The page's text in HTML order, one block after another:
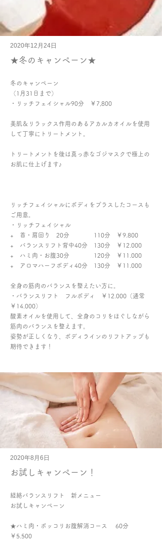
2020年12月24日
★冬のキャンペーン★
冬のキャンペーン
（1月31日まで）
・リッチフェイシャル90分 ￥7,800
美肌＆リラックス作用のあるアカルカオイルを使用
して丁寧にトリートメント。
トリートメントを後は真っ赤なゴジマスクで極上の
お肌に仕上げます♪
リッチフェイシャルにボディをプラスしたコースも
ご用意。
・リッチフェイシャル
+ 首・肩回り 20分 110分 ￥9.800
+ バランスリフト背中40分 130分 ￥12.000
+ ハミ肉・お腹30分 120分 ￥11.000
+ アロマハーフボディ40分 130分 ￥11.000
全身の筋肉のバランスを整えたい方に。
・バランスリフト フルボディ ￥12.000（通常
￥14.000）
酸素オイルを使用して、全身のコリをほぐしながら
筋肉のバランスを整えます。
姿勢が正しくなり、ボディラインのリフトアップも
期待できます！
2020年8月6日
お試しキャンペーン！
経絡バランスリフト 新メニュー
お試しキャンペーン
★ハミ肉・ポッコリお腹解消コース 60分
￥5.500